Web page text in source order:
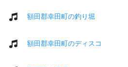
額田郡幸田町の釣り堀
額田郡幸田町のディスコ